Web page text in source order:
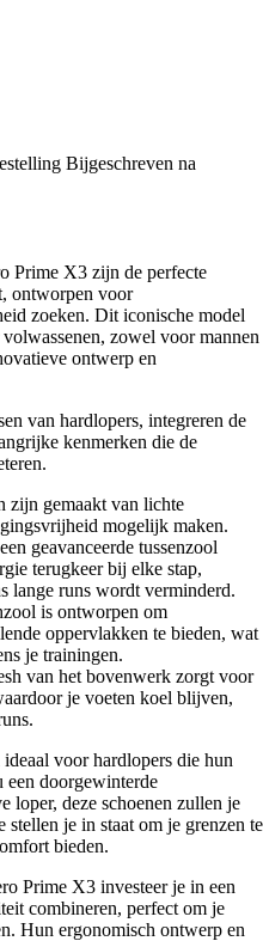
Bijgeschreven na
Prime X3 zijn de perfecte
ontworpen voor
zoeken. Dit iconische model
zowel voor mannen
ontwerp en
van hardlopers, integreren de
kenmerken die de
zijn gemaakt van lichte
mogelijk maken.
geavanceerde tussenzool
terugkeer bij elke stap,
lange runs wordt verminderd.
is ontworpen om
oppervlakken te bieden, wat
je trainingen.
van het bovenwerk zorgt voor
je voeten koel blijven,
voor hardlopers die hun
een doorgewinterde
loper, deze schoenen zullen je
je in staat om je grenzen te
bieden.
Prime X3 investeer je in een
combineren, perfect om je
Hun ergonomisch ontwerp en